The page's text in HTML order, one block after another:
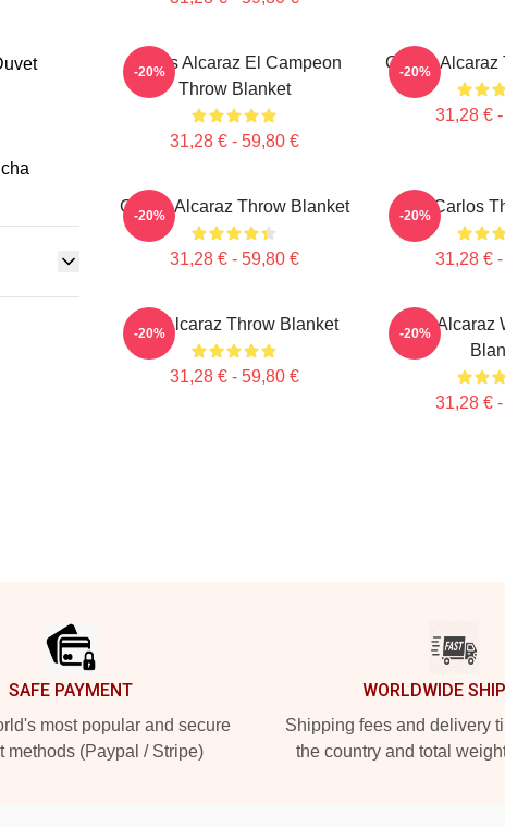
Carlos Alcaraz El Campeon
Throw Blanket
31,28 € - 59,80 €
-20% Carlos Alcaraz
31,28 €
-20%
Carlos Alcaraz Throw Blanket
31,28 € - 59,80 €
-20% The Carlos
31,28 €
-20%
The Alcaraz Throw Blanket
31,28 € - 59,80 €
-20%
The Alcaraz
31,28 €
-20%
SAFE PAYMENT
most popular and secure
methods (Paypal / Stripe)
WORLDWIDE
Shipping fees and delivery
the country and total